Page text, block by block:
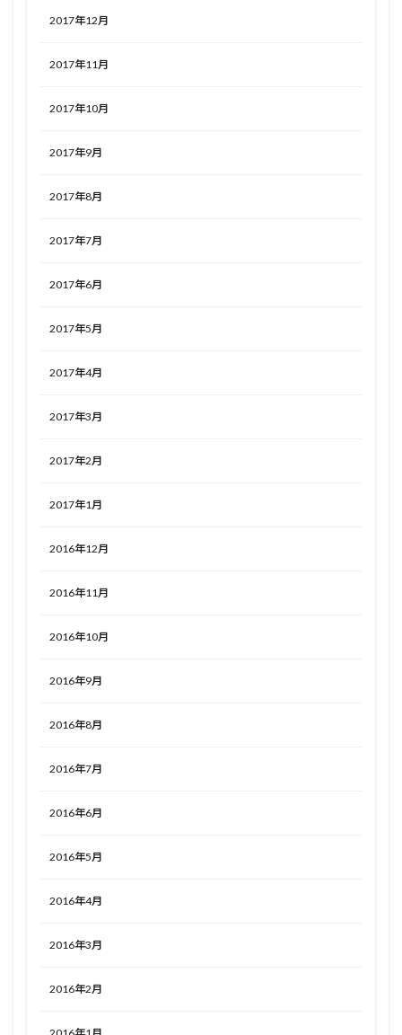
2017年12月
2017年11月
2017年10月
2017年9月
2017年8月
2017年7月
2017年6月
2017年5月
2017年4月
2017年3月
2017年2月
2017年1月
2016年12月
2016年11月
2016年10月
2016年9月
2016年8月
2016年7月
2016年6月
2016年5月
2016年4月
2016年3月
2016年2月